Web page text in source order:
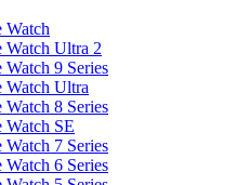
Ultra 2
9 Series
Ultra
8 Series
SE
7 Series
6 Series